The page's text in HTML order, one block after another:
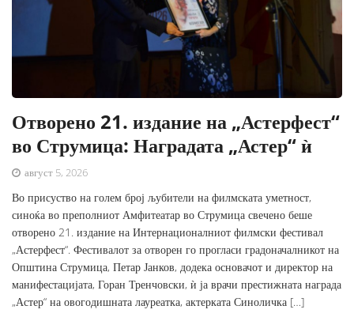
Отворено 21. издание на „Астерфест“
во Струмица: Наградата „Астер“ ѝ
август 5, 2026
Во присуство на голем број љубители на филмската уметност,
синоќа во преполниот Амфитеатар во Струмица свечено беше
отворено 21. издание на Интернационалниот филмски фестивал
„Астерфест“. Фестивалот за отворен го прогласи градоначалникот на
Општина Струмица, Петар Јанков, додека основачот и директор на
манифестацијата, Горан Тренчовски, ѝ ја врачи престижната награда
„Астер“ на овогодишната лауреатка, актерката Синоличка […]